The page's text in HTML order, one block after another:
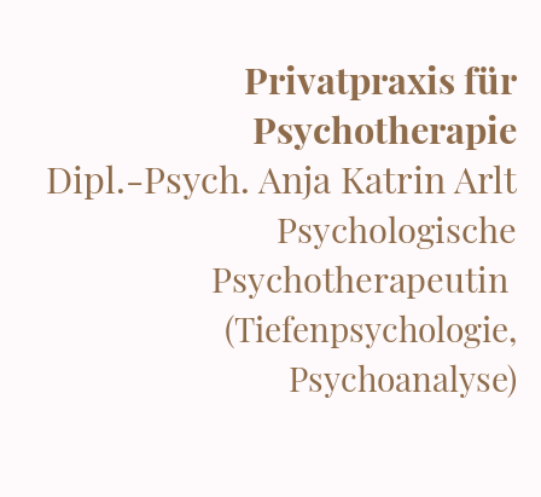
Privatpraxis für
Psychotherapie
Dipl.-Psych. Anja Katrin Arlt
Psychologische
Psychotherapeutin
(Tiefenpsychologie,
Psychoanalyse)